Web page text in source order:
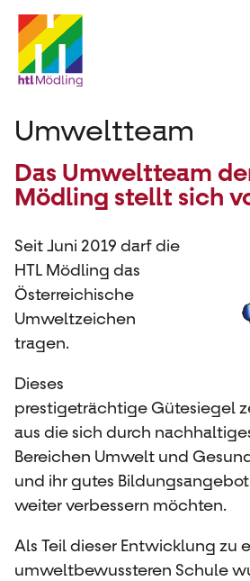
Direkt
zum
Inhalt
Umweltteam
Das Umweltteam
Mödling stellt sich
Seit Juni 2019 darf die
HTL Mödling das
Österreichische
Umweltzeichen
tragen.
Dieses
prestigeträchtige Gütesiegel
aus die sich durch
Bereichen Umwelt und
und ihr gutes
weiter verbessern möchten.
Als Teil dieser Entwicklung zu
umweltbewussteren Schule